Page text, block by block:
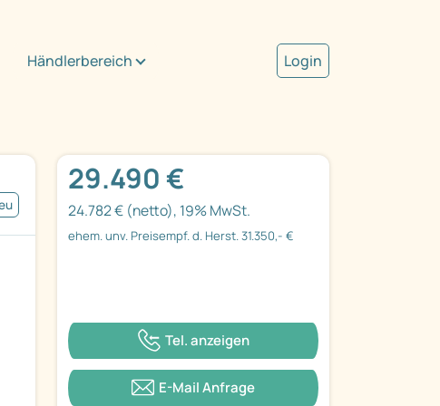
Händlerbereich Login
29.490 €
24.782 € (netto), 19% MwSt.
ehem. unv. Preisempf. d. Herst. 31.350,- €
Tel. anzeigen
E-Mail Anfrage